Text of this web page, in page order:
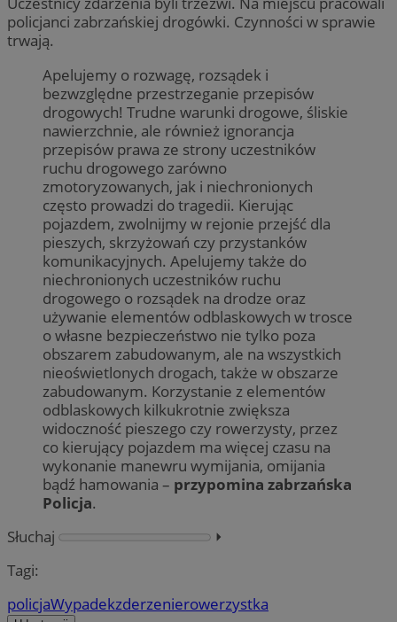
policjanci zabrzańskiej drogówki. Czynności w sprawie
trwają.
Apelujemy o rozwagę, rozsądek i
bezwzględne przestrzeganie przepisów
drogowych! Trudne warunki drogowe, śliskie
nawierzchnie, ale również ignorancja
przepisów prawa ze strony uczestników
ruchu drogowego zarówno
zmotoryzowanych, jak i niechronionych
często prowadzi do tragedii. Kierując
pojazdem, zwolnijmy w rejonie przejść dla
pieszych, skrzyżowań czy przystanków
komunikacyjnych. Apelujemy także do
niechronionych uczestników ruchu
drogowego o rozsądek na drodze oraz
używanie elementów odblaskowych w trosce
o własne bezpieczeństwo nie tylko poza
obszarem zabudowanym, ale na wszystkich
nieoświetlonych drogach, także w obszarze
zabudowanym. Korzystanie z elementów
odblaskowych kilkukrotnie zwiększa
widoczność pieszego czy rowerzysty, przez
co kierujący pojazdem ma więcej czasu na
wykonanie manewru wymijania, omijania
bądź hamowania – przypomina zabrzańska
Policja.
Słuchaj
⏵︎
Tagi:
policjaWypadekzderzenierowerzystka